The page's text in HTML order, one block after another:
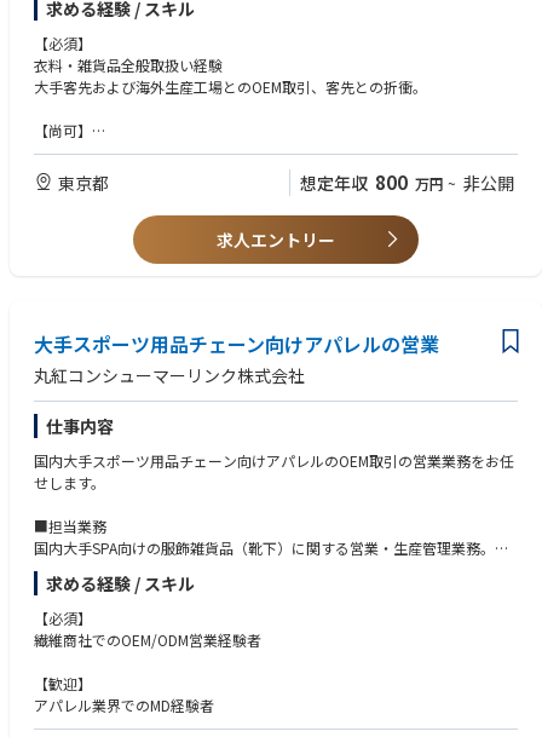
・仕様書、見積作成
・品質試験、確認、副資材の手配
・ASEANのOEMを依頼する協力工場へのサンプル指示
・価格、納期確認
・上記業務のほか、必要に応じてASEAN地域の協力工場への出張あり
チームとして企画、営業、生産、品質の機能分担を行っており、各メンバ
ーとの情報共有、連携を行い、組織として業務を遂行するため、コミュニ
ケーション能力を必要とします。また客先指定のシステムへの対応なども
あり、PC操作、エクセルでの業務は必須です。
また課、チームのリーダーとして、チームマネジメント、客先・仕入先と
当社では各商品に関する専門知識の高いメンバーが集まり、商品に使用す
る原料の選定・開発からから始まり、製品の仕様設計、量産時の品質確保
などを行うことで、お客様の求める商品を実現しています。グローバルな
サプライチェーンの中から最適な原料、生産背景を設計し、商品を作り出
す手触り感、チームメンバーとクリエイティブな議論を行い、課題を乗り
越えていく達成感や一体感などものづくりの醍醐味を一緒に経験し、主体
的に事業を推進して頂ける方を募集いたします。
求める経験 / スキル
【必須】
衣料・雑貨品全般取扱い経験
大手客先および海外生産工場とのOEM取引、客先との折衝。
【尚可】
原料に関する知識
課以上のマネジメント経験
【求める人物像】
モノづくり・品質への拘りがあり、またチームでの情報共有・連携によ
り、大手向けOEM取引を組織で対応できる方。
東京都 想定年収 800 万円 ~ 非公開
求人エントリー
大手スポーツ用品チェーン向けアパレルの営業
丸紅コンシューマーリンク株式会社
仕事内容
国内大手スポーツ用品チェーン向けアパレルのOEM取引の営業業務をお任
せします。
■担当業務
国内大手SPA向けの服飾雑貨品（靴下）に関する営業・生産管理業務。
・客先への素材、デザイン提案
・仕様書、見積作成
・品質試験、確認、副資材の手配
・ASEANのOEMを依頼する協力工場へのサンプル指示
・量産の品質、進捗確認
求める経験 / スキル
【必須】
繊維商社でのOEM/ODM営業経験者
【歓迎】
アパレル業界でのMD経験者